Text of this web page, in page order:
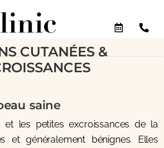
CUTANÉES &
saine
et les petites excroissances de la
et généralement bénignes. Elles